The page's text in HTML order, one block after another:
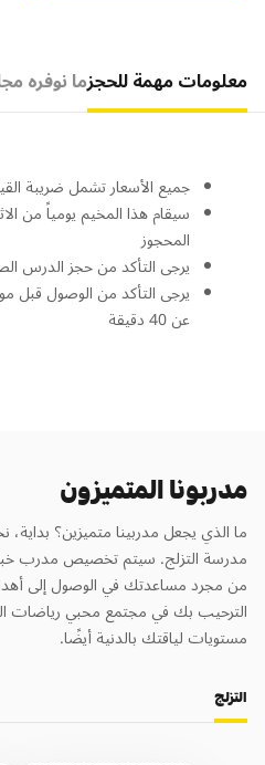
معلومات مهمة للحجزما نوفره
جميع الأسعار تشمل ضريبة
سيقام هذا المخيم يومياً من
المحجوز
يرجى التأكد من حجز الدرس
يرجى التأكد من الوصول قبل
عن 40 دقيقة
مدربونا المتميزون
ما الذي يجعل مدربينا متميزين؟
مدرسة التزلج. سيتم تخصيص مدرب
من مجرد مساعدتك في الوصول إلى
الترحيب بك في مجتمع محبي رياضات
مستويات لياقتك بالدنية أيضًا.
التزلج